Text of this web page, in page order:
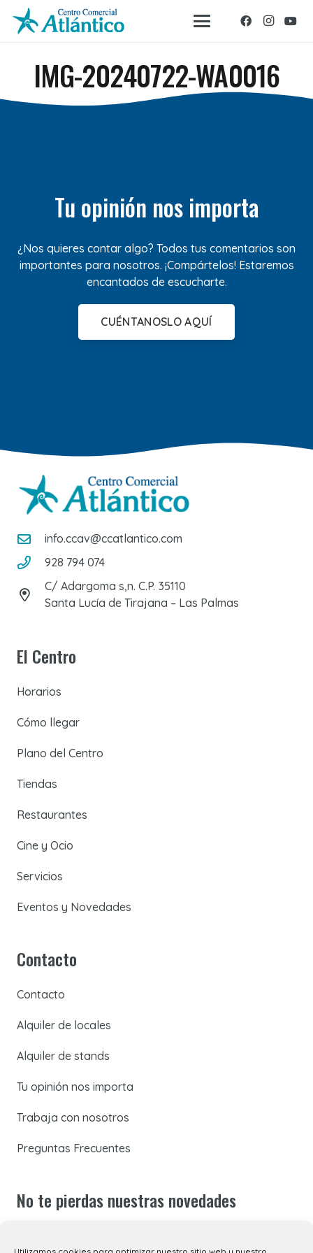
IMG-20240722-WA0016
Tu opinión nos importa
¿Nos quieres contar algo? Todos tus comentarios son
importantes para nosotros. ¡Compártelos! Estaremos
encantados de escucharte.
CUÉNTANOSLO AQUÍ
info.ccav@ccatlantico.com
928 794 074
C/ Adargoma s,n. C.P. 35110
Santa Lucía de Tirajana – Las Palmas
El Centro
Horarios
Cómo llegar
Plano del Centro
Tiendas
Restaurantes
Cine y Ocio
Servicios
Eventos y Novedades
Contacto
Contacto
Alquiler de locales
Alquiler de stands
Tu opinión nos importa
Trabaja con nosotros
Preguntas Frecuentes
No te pierdas nuestras novedades